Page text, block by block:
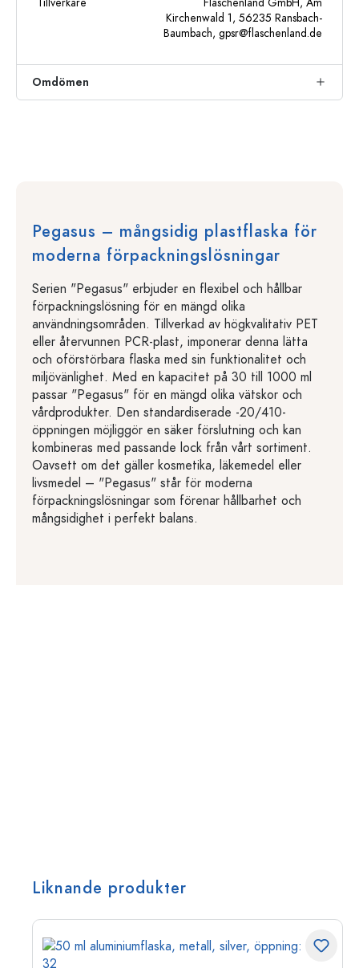
Kirchenwald 1, 56235 Ransbach-
Baumbach, gpsr@flaschenland.de
Omdömen
Pegasus – mångsidig plastflaska för
moderna förpackningslösningar
Serien "Pegasus" erbjuder en flexibel och hållbar
förpackningslösning för en mängd olika
användningsområden. Tillverkad av högkvalitativ PET
eller återvunnen PCR-plast, imponerar denna lätta
och oförstörbara flaska med sin funktionalitet och
miljövänlighet. Med en kapacitet på 30 till 1000 ml
passar "Pegasus" för en mängd olika vätskor och
vårdprodukter. Den standardiserade -20/410-
öppningen möjliggör en säker förslutning och kan
kombineras med passande lock från vårt sortiment.
Oavsett om det gäller kosmetika, läkemedel eller
livsmedel – "Pegasus" står för moderna
förpackningslösningar som förenar hållbarhet och
mångsidighet i perfekt balans.
Liknande produkter